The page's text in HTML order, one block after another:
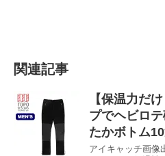
関連記事
【保温力だ
プでヘビロ
たかボトム
アイキャッチ画像